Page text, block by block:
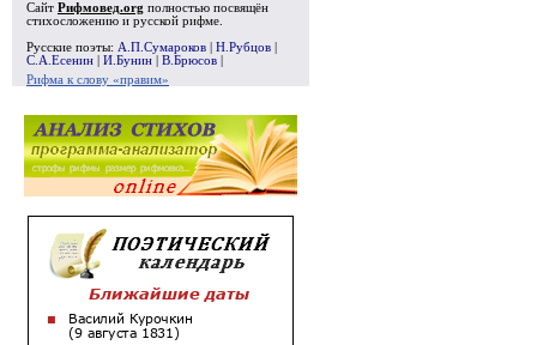
Сайт Рифмовед.org полностью посвящён
стихосложению и русской рифме.
Русские поэты: А.П.Сумароков Н.Рубцов
С.А.Есенин
И.Бунин В.Брюсов
Рифма к слову «правим»